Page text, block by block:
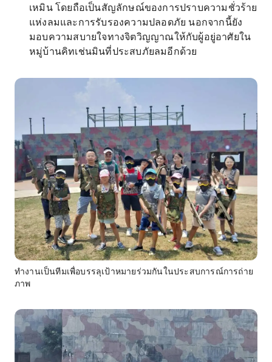
เหมิน โดยถือเป็นสัญลักษณ์ของการปราบความชั่วร้าย
แห่งลมและการรับรองความปลอดภัย นอกจากนี้ยัง
มอบความสบายใจทางจิตวิญญาณให้กับผู้อยู่อาศัยใน
หมู่บ้านคิทเช่นมินที่ประสบภัยลมอีกด้วย
ทำงานเป็นทีมเพื่อบรรลุเป้าหมายร่วมกันในประสบการณ์การถ่าย
ภาพ